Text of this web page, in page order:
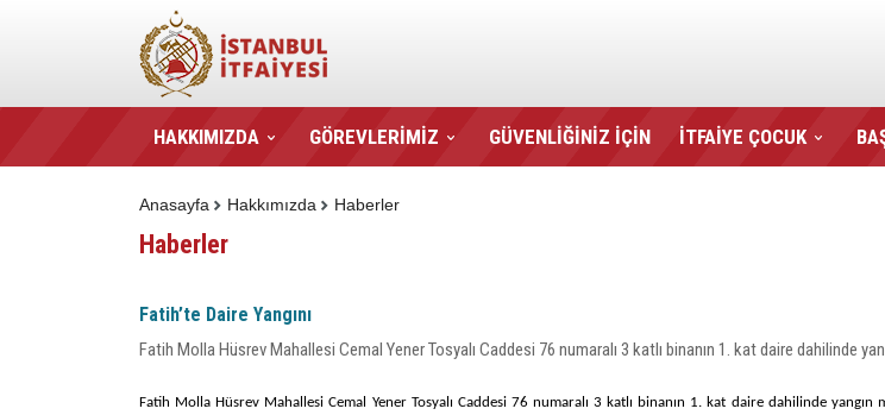
HAKKIMIZDA GÖREVLERİMİZ GÜVENLİĞİNİZ İÇİN İTFAİYE ÇOCUK
Haberler
Hakkımızda
Anasayfa
Haberler
Fatih’te Daire Yangını
Fatih Molla Hüsrev Mahallesi Cemal Yener Tosyalı Caddesi 76 numaralı 3 katlı binanın 1. kat daire dahilinde
Fatih Molla Hüsrev Mahallesi Cemal Yener Tosyalı Caddesi 76 numaralı 3 katlı binanın 1. kat daire dahilinde